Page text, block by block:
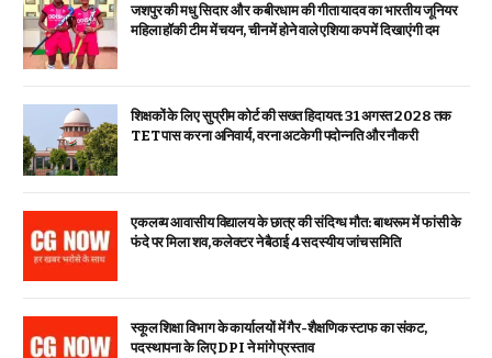
जशपुर की मधु सिदार और कबीरधाम की गीता यादव का भारतीय जूनियर
महिला हॉकी टीम में चयन, चीन में होने वाले एशिया कप में दिखाएंगी दम
शिक्षकों के लिए सुप्रीम कोर्ट की सख्त हिदायत: 31 अगस्त 2028 तक
TET पास करना अनिवार्य, वरना अटकेगी पदोन्नति और नौकरी
एकलव्य आवासीय विद्यालय के छात्र की संदिग्ध मौत: बाथरूम में फांसी के
फंदे पर मिला शव, कलेक्टर ने बैठाई 4 सदस्यीय जांच समिति
स्कूल शिक्षा विभाग के कार्यालयों में गैर-शैक्षणिक स्टाफ का संकट,
पदस्थापना के लिए DPI ने मांगे प्रस्ताव